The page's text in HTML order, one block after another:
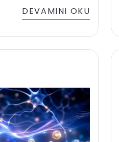
yapılar,
enerjiyi
DEVAMINI OKU